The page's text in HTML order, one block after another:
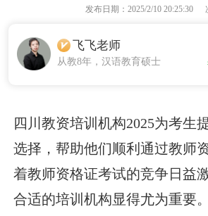
发布日期：2025/2/10 20:25:30
飞飞老师
从教8年，汉语教育硕士
四川教资培训机构2025为考生
选择，帮助他们顺利通过教师
着教师资格证考试的竞争日益
合适的培训机构显得尤为重要